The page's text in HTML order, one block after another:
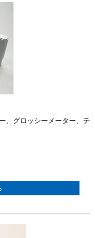
、グロッシーメーター、テ